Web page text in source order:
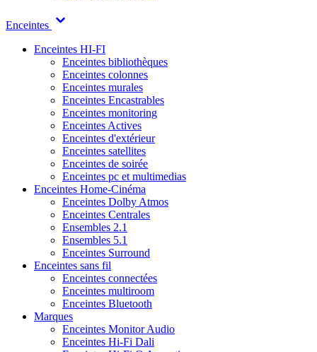
Enceintes
Enceintes HI-FI
Enceintes bibliothèques
Enceintes colonnes
Enceintes murales
Enceintes Encastrables
Enceintes monitoring
Enceintes Actives
Enceintes d'extérieur
Enceintes satellites
Enceintes de soirée
Enceintes pc et multimedias
Enceintes Home-Cinéma
Enceintes Dolby Atmos
Enceintes Centrales
Ensembles 2.1
Ensembles 5.1
Enceintes Surround
Enceintes sans fil
Enceintes connectées
Enceintes multiroom
Enceintes Bluetooth
Marques
Enceintes Monitor Audio
Enceintes Hi-Fi Dali